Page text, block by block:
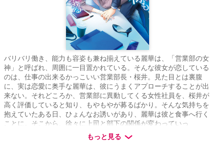
バリバリ働き、能力も容姿も兼ね揃えている麗華は、「営業部の女
神」と呼ばれ、周囲に一目置かれている。そんな彼女が恋している
のは、仕事の出来るかっこいい営業部長・桜井。見た目とは裏腹
に、実は恋愛に奥手な麗華は、彼にうまくアプローチすることが出
来ない。それどころか、営業部に異動してくる女性社員を、桜井が
高く評価していると知り、もやもやが募るばかり。そんな気持ちを
抱えていたある日、ひょんなお誘いがあり、麗華は彼と食事へ行く
ことに。そこから、徐々に上司と部下の関係が変わっていっ
て……。「あたしは魔法使い」にも登場した、麗華と桜井のじれじ
もっと見る